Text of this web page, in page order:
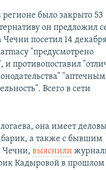
было закрыто 53
он предложил
посетил 14
"предусмотрено
противопоставил
"аптечным
Всего в сети
она имеет
а также с бывшим
Чечни, выяснили
Кадыровой в прошлом